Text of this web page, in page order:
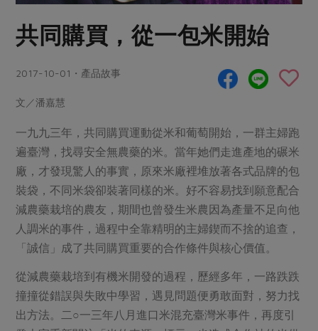
肉品・水產
調理食材・點心
調味醬料/南北貨 烘焙
保健食品
居家好物
美妝保養 個人清潔
家庭清潔 織品
日用品 圖書禮品
蛋料理
醬料
湯品．鍋物
漬物
涼拌沙拉
飲品
主題食譜
異國料理
當季產品
合作25-經典快閃最後一週
合作25-精選產品第四彈
合作25-精選產品第三彈
更多當季產品
議題活動
主婦聯盟X樂齡網特約優惠案
30%rPET紅烏龍茶
2024農業發展計畫年度報告
更多議題活動
樂齡生活 親子食育
關注議題
減硝酸鹽 惜食
非基改運動 支持本土農糧
廢核運動 能源議題
減添加物 減塑減廢
公益金 食農教育
生活者e週報
合作社組織
員工與求才
產品檢驗
自主把關
檢驗報告
硝酸鹽檢驗
社員權益
合作社法規
社務專區
選舉專區
共同購買，從一包米開始
2017-10-01・產品故事
文／潘嘉慧
一九九三年，共同購買運動從米和葡萄開始，一群主婦跑
遍臺灣，找尋安全無農藥的米。當年她們走進產地的碾米
廠，才發現驚人的事實，原來米廠裡堆放著各式品牌的包
裝袋，不同米袋卻裝著同樣的米。好不容易找到願意配合
減農藥栽培的農友，期間也曾發生米農因為產量不足向他
人調米的事件，過程中全靠精明的主婦鍥而不捨的追查，
「誠信」成了共同購買重要的合作條件與核心價值。
從減農藥栽培到有機米開發的過程，歷經多年，一路跌跌
撞撞從錯誤與失敗中學習，遇見問題便勇敢面對，努力找
出方法。二○一三年八月進口米混充臺灣米事件，再度引